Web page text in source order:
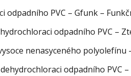
PVC – Gfunk –
odpadního PVC –
nenasyceného polyolefínu
odpadního PVC